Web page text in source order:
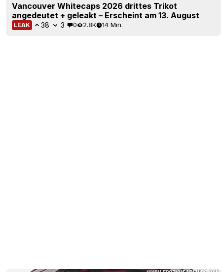
Vancouver Whitecaps 2026 drittes Trikot
angedeutet + geleakt – Erscheint am 13. August
LEAK 38 3 0 2.8K 14 Min.